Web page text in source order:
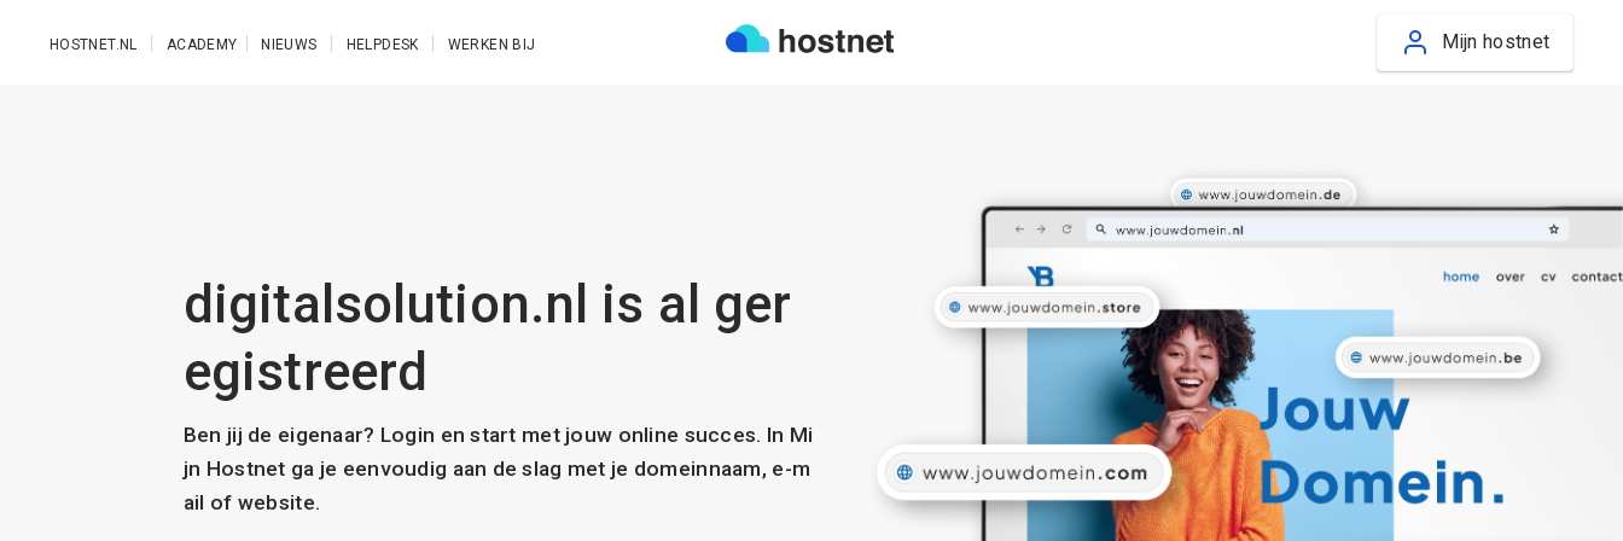
HOSTNET.NL ACADEMY NIEUWS HELPDESK WERKEN BIJ Mijn hostnet
digitalsolution.nl is al ger
egistreerd
Ben jij de eigenaar? Login en start met jouw online succes. In Mi
jn Hostnet ga je eenvoudig aan de slag met je domeinnaam, e-m
ail of website.